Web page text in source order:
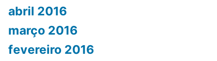
abril 2016
março 2016
fevereiro 2016